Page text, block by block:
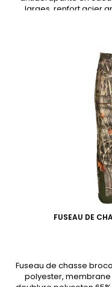
larges, renfort acier
forme
FUSEAU DE
Fuseau de chasse
polyester,